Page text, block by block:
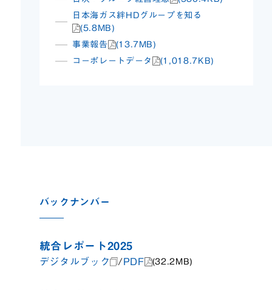
日本海ガス絆HDグループを知る
(5.8MB)
事業報告
(13.7MB)
コーポレートデータ
(1,018.7KB)
バックナンバー
統合レポート2025
デジタルブック /PDF (32.2MB)